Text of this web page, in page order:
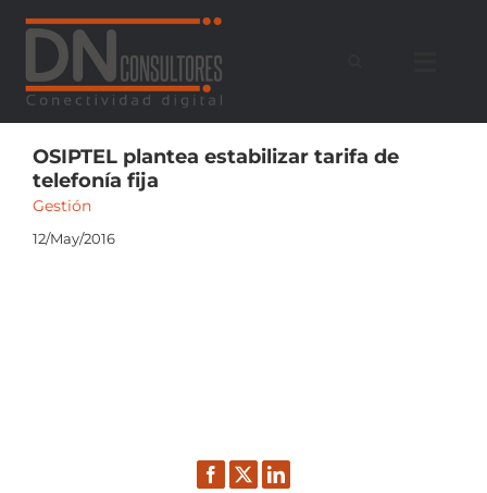
contenido
OSIPTEL plantea estabilizar tarifa de
telefonía fija
Gestión
12/May/2016
Facebook
TwitterLinkedIn